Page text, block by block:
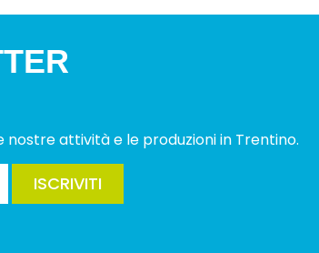
attività e le produzioni in Trentino.
ISCRIVITI